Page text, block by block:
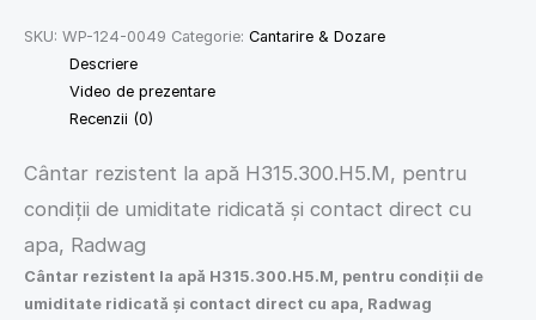
SKU: WP-124-0049 Categorie: Cantarire & Dozare
Descriere
Video de prezentare
Recenzii (0)
Cântar rezistent la apă H315.300.H5.M, pentru
condiții de umiditate ridicată și contact direct cu
apa, Radwag
Cântar rezistent la apă H315.300.H5.M, pentru condiții de
umiditate ridicată și contact direct cu apa, Radwag